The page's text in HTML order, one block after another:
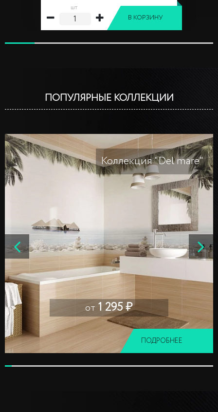
шт
В КОРЗИНУ
ПОПУЛЯРНЫЕ КОЛЛЕКЦИИ
Коллекция "Del mare"
от 1 295 ₽
ПОДРОБНЕЕ